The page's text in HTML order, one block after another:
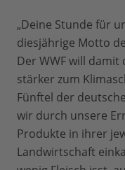
„Deine Stunde für
diesjährige Motto
Der WWF will
stärker zum
Fünftel der
wir durch unsere
Produkte in ihrer
Landwirtschaft